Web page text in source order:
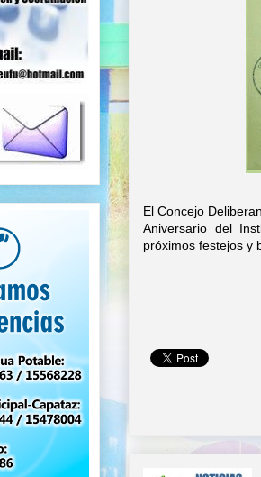
El Concejo
Aniversario del
próximos festejos y